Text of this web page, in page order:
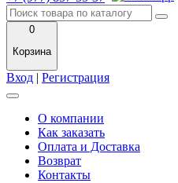
0
Корзина
Вход | Регистрация
О компании
Как заказать
Оплата и Доставка
Возврат
Контакты